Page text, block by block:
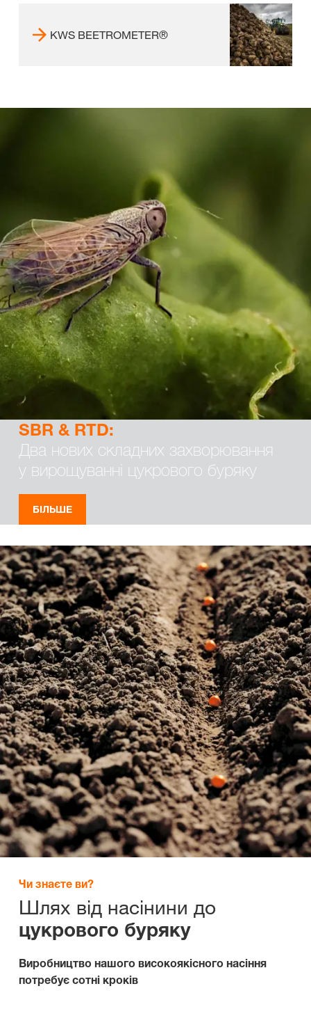
KWS BEETROMETER®
SBR & RTD:
Два нових складних захворювання
у вирощуванні цукрового буряку
БІЛЬШЕ
Чи знаєте ви?
Шлях від насінини до
цукрового буряку
Виробництво нашого високоякісного насіння
потребує сотні кроків